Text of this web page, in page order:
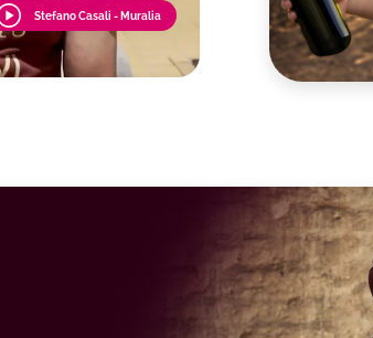
Stefano Casali - Muralia